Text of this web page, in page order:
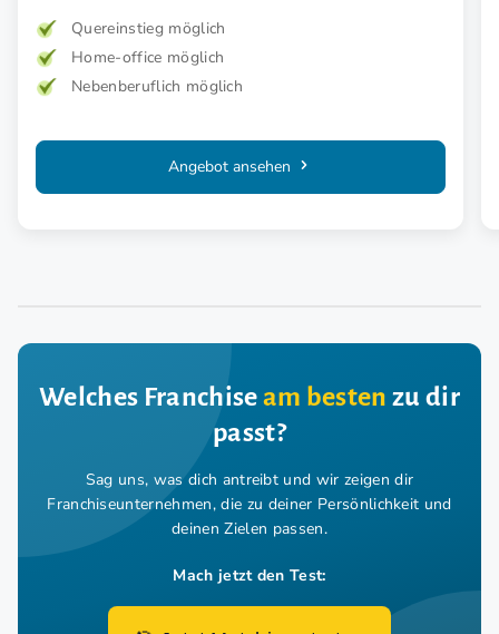
Quereinstieg möglich
Home-office möglich
Nebenberuflich möglich
Angebot ansehen
Welches Franchiseam besten zu dir
passt?
Sag uns, was dich antreibt und wir zeigen dir
Franchiseunternehmen, die zu deiner Persönlichkeit und
deinen Zielen passen.
Mach jetzt den Test: